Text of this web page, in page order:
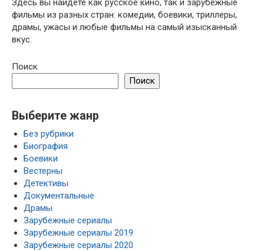
Здесь вы найдете как русское кино, так и зарубежные
фильмы из разных стран: комедии, боевики, триллеры,
драмы, ужасы и любые фильмы на самый изысканный
вкус.
Поиск
Поиск
Выберите жанр
Без рубрики
Биография
Боевики
Вестерны
Детективы
Документальные
Драмы
Зарубежные сериалы
Зарубежные сериалы 2019
Зарубежные сериалы 2020